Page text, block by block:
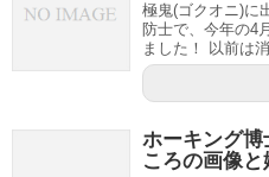
極鬼(ゴクオニ)に
防士で、今年の4
ました！ 以前は
ホーキング
ころの画像と